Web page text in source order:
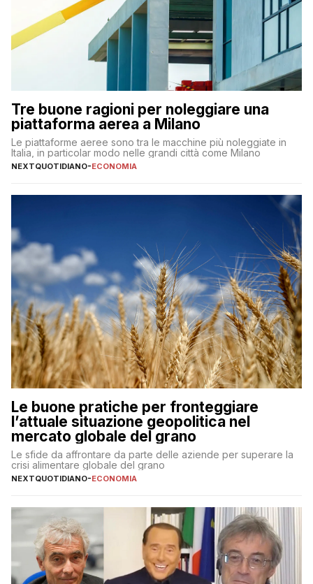
Tre buone ragioni per noleggiare una
piattaforma aerea a Milano
Le piattaforme aeree sono tra le macchine più noleggiate in
Italia, in particolar modo nelle grandi città come Milano
NEXTQUOTIDIANO-ECONOMIA
Le buone pratiche per fronteggiare
l’attuale situazione geopolitica nel
mercato globale del grano
Le sfide da affrontare da parte delle aziende per superare la
crisi alimentare globale del grano
NEXTQUOTIDIANO-ECONOMIA